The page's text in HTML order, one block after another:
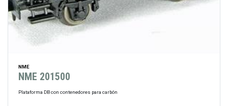
NME
NME 201500
Plataforma DB con contenedores para carbón